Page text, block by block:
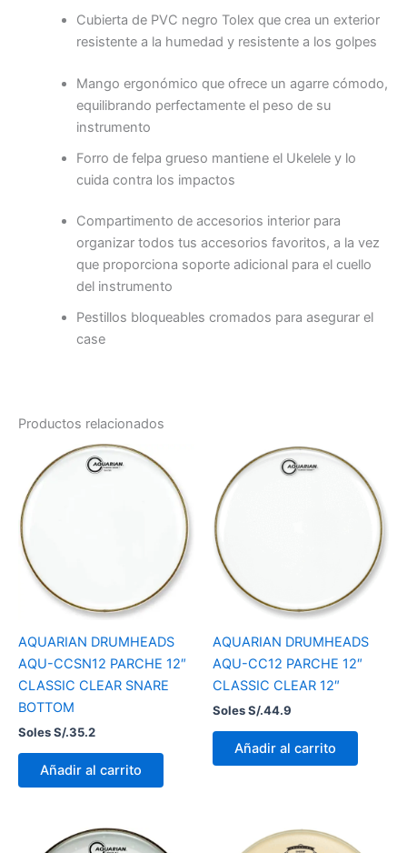
Cubierta de PVC negro Tolex que crea un exterior
resistente a la humedad y resistente a los golpes
Mango ergonómico que ofrece un agarre cómodo,
equilibrando perfectamente el peso de su
instrumento
Forro de felpa grueso mantiene el Ukelele y lo
cuida contra los impactos
Compartimento de accesorios interior para
organizar todos tus accesorios favoritos, a la vez
que proporciona soporte adicional para el cuello
del instrumento
Pestillos bloqueables cromados para asegurar el
case
Productos relacionados
AQUARIAN DRUMHEADS
AQU-CCSN12 PARCHE 12″
CLASSIC CLEAR SNARE
BOTTOM
Soles S/.35.2
Añadir al carrito
AQUARIAN DRUMHEADS
AQU-CC12 PARCHE 12″
CLASSIC CLEAR 12″
Soles S/.44.9
Añadir al carrito